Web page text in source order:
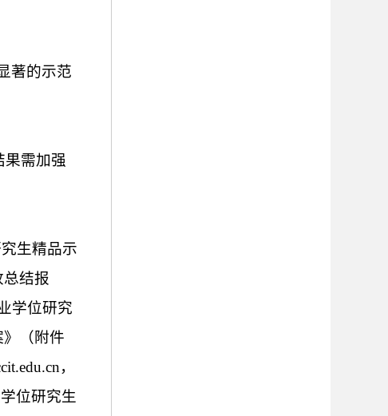
著的示范
果需加强
生精品示
结报
学位研究
（附件
，
位研究生